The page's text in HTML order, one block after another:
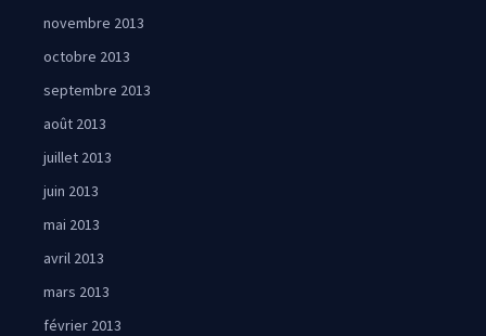
novembre 2013
octobre 2013
septembre 2013
août 2013
juillet 2013
juin 2013
mai 2013
avril 2013
mars 2013
février 2013